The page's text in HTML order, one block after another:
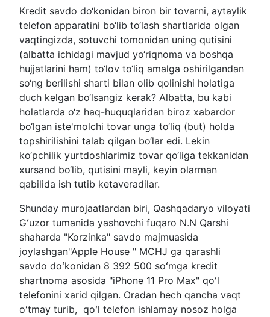
Kredit savdo do‘konidan biron bir tovarni, aytaylik
telefon apparatini bo‘lib to‘lash shartlarida olgan
vaqtingizda, sotuvchi tomonidan uning qutisini
(albatta ichidagi mavjud yo‘riqnoma va boshqa
hujjatlarini ham) to‘lov to‘liq amalga oshirilgandan
so‘ng berilishi sharti bilan olib qolinishi holatiga
duch kelgan bo‘lsangiz kerak? Albatta, bu kabi
holatlarda o‘z haq-huquqlaridan biroz xabardor
bo‘lgan iste'molchi tovar unga to‘liq (but) holda
topshirilishini talab qilgan bo‘lar edi. Lekin
ko‘pchilik yurtdoshlarimiz tovar qo‘liga tekkanidan
xursand bo‘lib, qutisini mayli, keyin olarman
qabilida ish tutib ketaveradilar.
Shunday murojaatlardan biri, Qashqadaryo viloyati
Gʻuzor tumanida yashovchi fuqaro N.N Qarshi
shaharda "Korzinka" savdo majmuasida
joylashgan"Apple House " MCHJ ga qarashli
savdo doʻkonidan 8 392 500 soʻmga kredit
shartnoma asosida "iPhone 11 Pro Max" qoʻl
telefonini xarid qilgan. Oradan hech qancha vaqt
oʻtmay turib, qoʻl telefon ishlamay nosoz holga